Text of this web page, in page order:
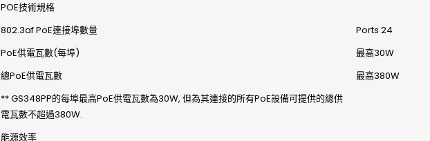
POE技術規格
802.3af PoE連接埠數量
Ports 24
PoE供電瓦數(每埠)
最高30W
總PoE供電瓦數
最高380W
** GS348PP的每埠最高PoE供電瓦數為30W, 但為其連接的所有PoE設備可提供的總供
電瓦數不超過380W.
能源效率